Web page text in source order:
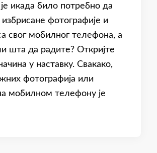
икада било потребно да
фотографије и
свог мобилног телефона, а
шта да радите? Откријте
у наставку. Свакако,
фотографија или
мобилном телефону је